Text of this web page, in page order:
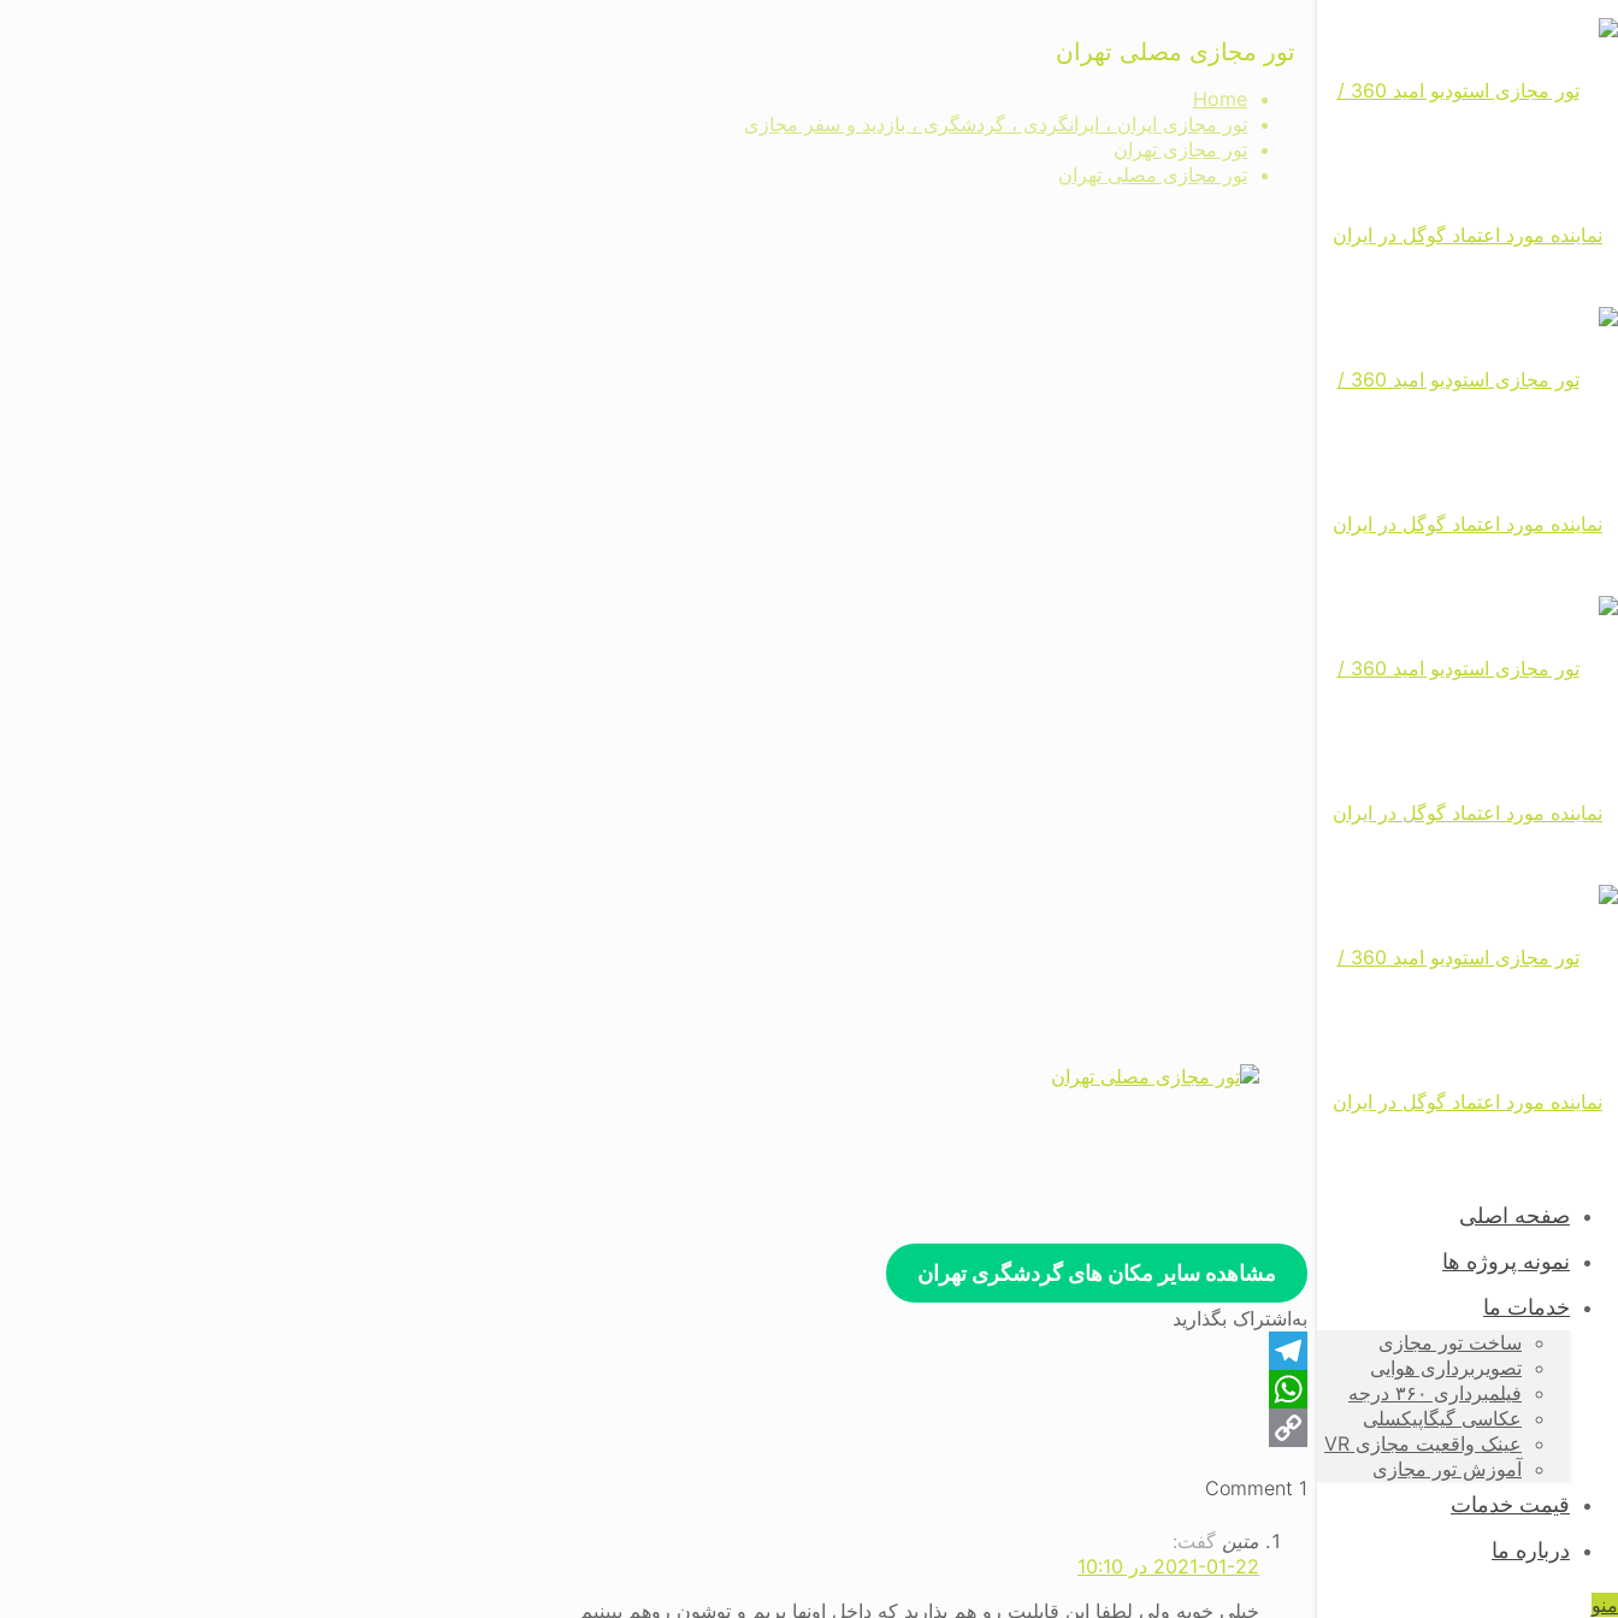
صفحه اصلی
نمونه پروژه ها
خدمات ما
ساخت تور مجازی
تصویربرداری هوایی
فیلمبرداری ۳۶۰ درجه
عکاسی گیگاپیکسلی
عینک واقعیت مجازی VR
آموزش تور مجازی
قیمت خدمات
درباره ما
منو
تور مجازی مصلی تهران
Home
تور مجازی ایران ، ایرانگردی ، گردشگری ، بازدید و سفر مجازی
تور مجازی تهران
تور مجازی مصلی تهران
مشاهده سایر مکان های گردشگری تهران
به‌اشتراک بگذارید
Telegram
WhatsApp
1 Comment
متین گفت:
2021-01-22 در 10:10
خیلی خوبه ولی لطفا این قابلیت رو هم بذارید که داخل اونها بریم و توشون روهم ببینیم